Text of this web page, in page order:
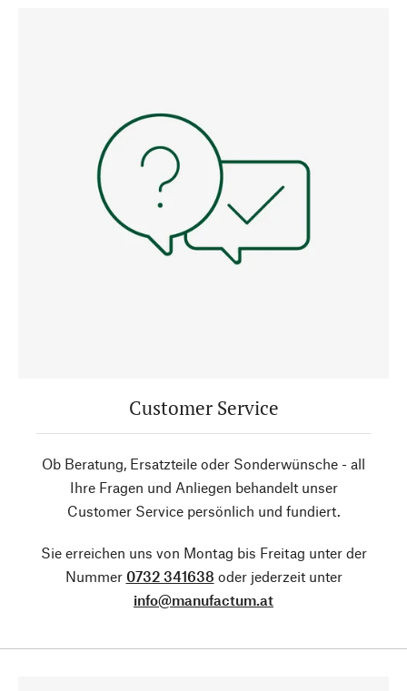
Customer Service
Ob Beratung, Ersatzteile oder Sonderwünsche - all
Ihre Fragen und Anliegen behandelt unser
Customer Service persönlich und fundiert.
Sie erreichen uns von Montag bis Freitag unter der
Nummer 0732 341638 oder jederzeit unter
info@manufactum.at